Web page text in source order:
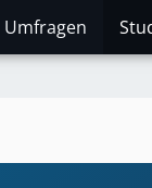
Umfragen